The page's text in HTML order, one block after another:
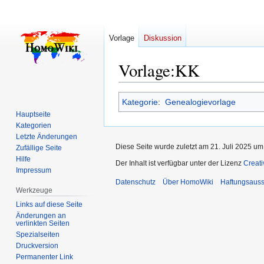
Vorlage:KK
Zur
Navigation
springen
Zur
Suche
springen
Kategorie: Genealogievorlage
Vorlage Diskussion
Hauptseite
Kategorien
Letzte Änderungen
Zufällige Seite
Hilfe
Impressum
Werkzeuge
Links auf diese Seite
Änderungen an
verlinkten Seiten
Spezialseiten
Druckversion
Permanenter Link
Diese Seite wurde zuletzt am 21. Juli 2025
Der Inhalt ist verfügbar unter der Lizenz
Datenschutz Über HomoWiki